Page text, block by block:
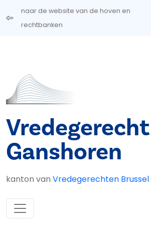
Overslaan en naar de inhoud gaan
naar de website van de hoven en
rechtbanken
Vredegerecht
Ganshoren
kanton van Vredegerechten Brussel